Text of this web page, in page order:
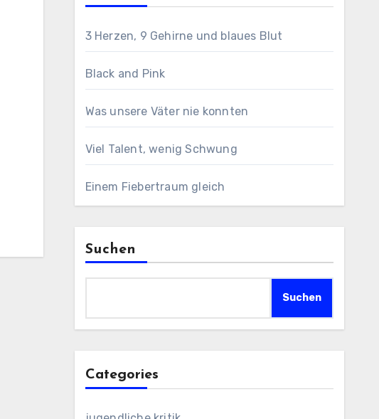
3 Herzen, 9 Gehirne und blaues Blut
Black and Pink
Was unsere Väter nie konnten
Viel Talent, wenig Schwung
Einem Fiebertraum gleich
Suchen
Suchen
Categories